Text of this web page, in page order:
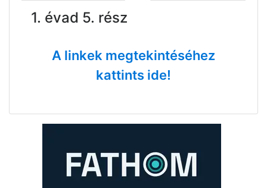
1. évad 5. rész
A linkek megtekintéséhez
kattints ide!